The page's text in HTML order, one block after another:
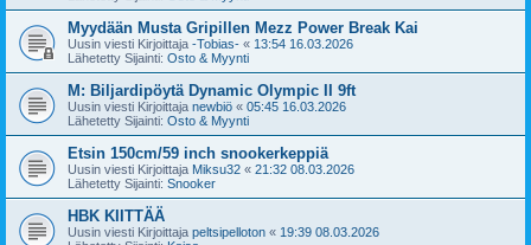
Myydään Musta Gripillen Mezz Power Break Kai
Uusin viesti Kirjoittaja -Tobias- « 13:54 16.03.2026
Lähetetty Sijainti: Osto & Myynti
M: Biljardipöytä Dynamic Olympic II 9ft
Uusin viesti Kirjoittaja newbiö « 05:45 16.03.2026
Lähetetty Sijainti: Osto & Myynti
Etsin 150cm/59 inch snookerkeppiä
Uusin viesti Kirjoittaja Miksu32 « 21:32 08.03.2026
Lähetetty Sijainti: Snooker
HBK KIITTÄÄ
Uusin viesti Kirjoittaja peltsipelloton « 19:39 08.03.2026